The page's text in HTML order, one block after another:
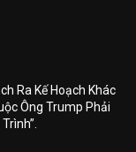
Ra Kế Hoạch Khác
Ông Trump Phải